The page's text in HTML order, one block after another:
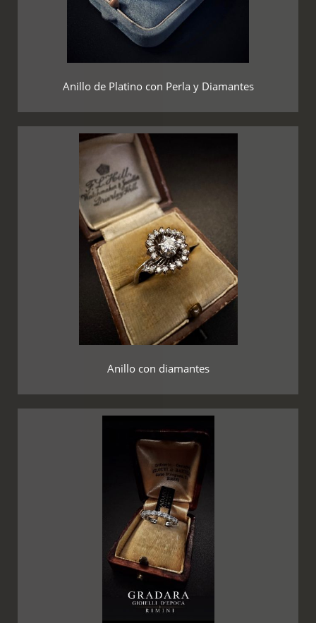
Anillo de Platino con Perla y Diamantes
Anillo con diamantes